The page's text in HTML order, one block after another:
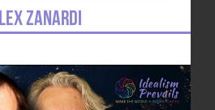
Zanardi